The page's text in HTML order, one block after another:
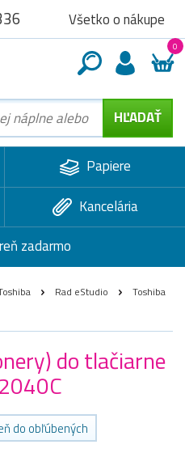
Všetko o nákupe
0
Papiere
Kancelária
zadarmo
Rad eStudio
Toshiba
do tlačiarne
do obľúbených